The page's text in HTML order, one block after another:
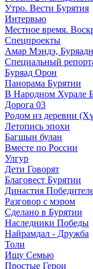
Утро. Вести Бурятия
Интервью
Местное время.
Спецпроекты
Амар Мэндэ,
Специальный
Буряад Орон
Панорама Бурятии
В Народном Хурале
Дорога 03
Родом из деревни
Летопись эпохи
Багшын булан
Вместе по России
Улгур
Дети Говорят
Благовест Бурятии
Династия
Разговор с мэром
Сделано в Бурятии
Наследники Победы
Найрамдал - Дружба
Толи
Ищу Cемью
Простые Герои